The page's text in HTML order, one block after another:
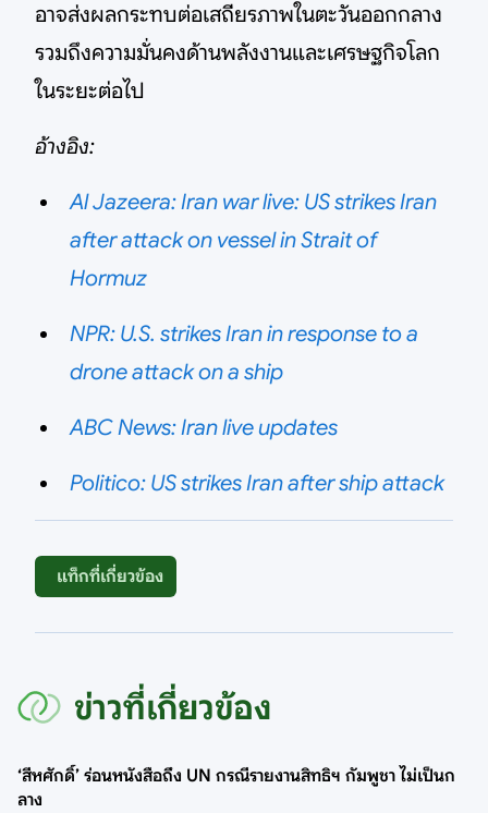
อาจส่งผลกระทบต่อเสถียรภาพในตะวันออกกลาง
รวมถึงความมั่นคงด้านพลังงานและเศรษฐกิจโลก
ในระยะต่อไป
อ้างอิง:
Al Jazeera: Iran war live: US strikes Iran
after attack on vessel in Strait of
Hormuz
NPR: U.S. strikes Iran in response to a
drone attack on a ship
ABC News: Iran live updates
Politico: US strikes Iran after ship attack
แท็กที่เกี่ยวข้อง
ข่าวที่เกี่ยวข้อง
‘สีหศักดิ์’ ร่อนหนังสือถึง UN กรณีรายงานสิทธิฯ กัมพูชา ไม่เป็นก
ลาง